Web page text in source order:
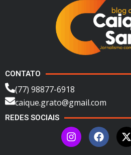
CONTATO
(77) 98877-6918
caique.grato@gmail.com
REDES SOCIAIS